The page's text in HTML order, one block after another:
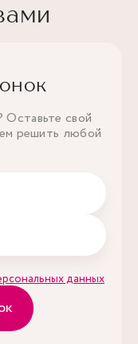
свой
решить любой
данных